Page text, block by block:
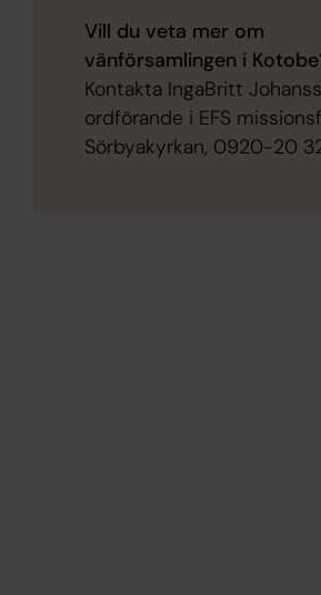
Vill du veta mer om
vänförsamlingen i
Kontakta IngaBritt
ordförande i EFS
Sörbyakyrkan, 0920-20